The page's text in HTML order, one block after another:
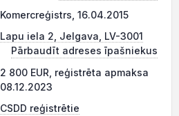
Komercreģistrs, 16.04.2015
Lapu iela 2, Jelgava, LV-3001
Pārbaudīt adreses īpašniekus
2 800 EUR, reģistrēta apmaksa
08.12.2023
CSDD reģistrētie